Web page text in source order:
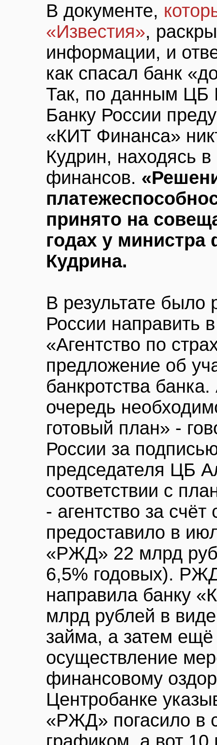
В документе,
«Известия»,
информации, и
как спасал банк
Так, по данным ЦБ
Банку России
«КИТ Финанса»
Кудрин, находясь
финансов.
принято на
годах у
Кудрина.
В результате было
России направить
«Агентство по
предложение об
банкротства
очередь
готовый план» -
России за
председателя ЦБ
соответствии с
- агентство за
предоставило в
«РЖД» 22 млрд
6,5% годовых).
направила банку
млрд рублей в
займа, а затем
осуществление
финансовому
Центробанке
«РЖД» погасило в